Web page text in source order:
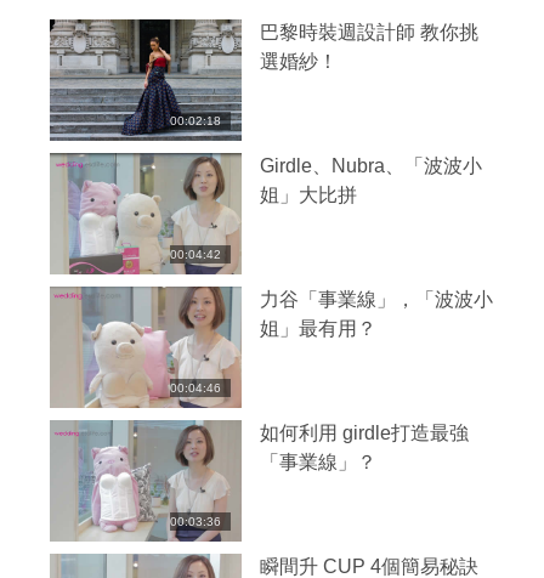
00:02:18
巴黎時裝週設計師 教你挑
選婚紗！
00:04:42
Girdle、Nubra、「波波小
姐」大比拼
00:04:46
力谷「事業線」，「波波小
姐」最有用？
00:03:36
如何利用 girdle打造最強
「事業線」？
瞬間升 CUP 4個簡易秘訣